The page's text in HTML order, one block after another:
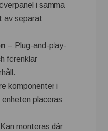
i samma
av separat
– Plug-and-play-
förenklar
komponenter i
placeras
monteras där